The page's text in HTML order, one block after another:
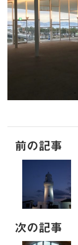
前の記事
次の記事